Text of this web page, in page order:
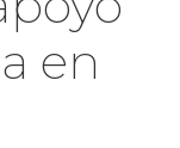
en